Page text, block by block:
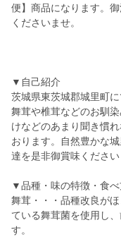
便】商品になります。
くださいませ。
▼自己紹介
茨城県東茨城郡城里町
舞茸や椎茸などのお馴
けなどのあまり聞き慣
おります。自然豊かな
達を是非御賞味ください
▼品種・味の特徴・食
舞茸・・・品種改良が
ている舞茸菌を使用し
す。